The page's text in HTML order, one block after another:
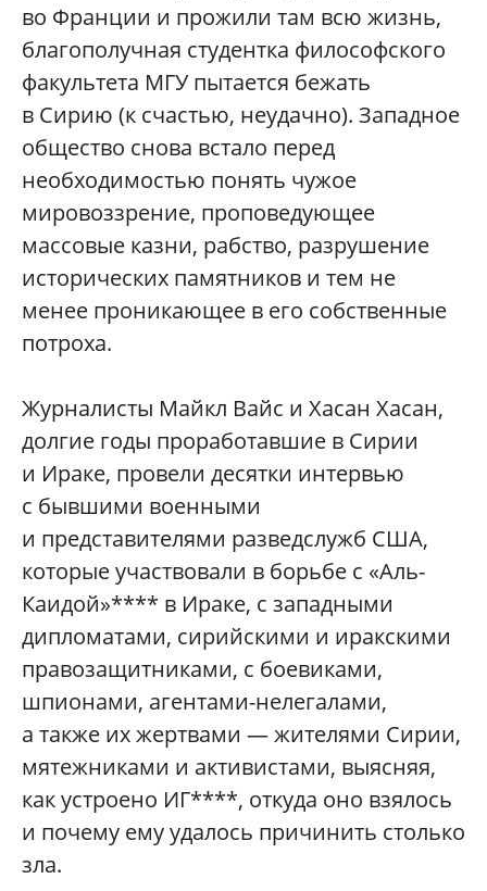
во Франции и прожили там всю жизнь,
благополучная студентка философского
факультета МГУ пытается бежать
в Сирию (к счастью, неудачно). Западное
общество снова встало перед
необходимостью понять чужое
мировоззрение, проповедующее
массовые казни, рабство, разрушение
исторических памятников и тем не
менее проникающее в его собственные
потроха.
Журналисты Майкл Вайс и Хасан Хасан,
долгие годы проработавшие в Сирии
и Ираке, провели десятки интервью
с бывшими военными
и представителями разведслужб США,
которые участвовали в борьбе с «Аль-
Каидой»**** в Ираке, с западными
дипломатами, сирийскими и иракскими
правозащитниками, с боевиками,
шпионами, агентами-нелегалами,
а также их жертвами — жителями Сирии,
мятежниками и активистами, выясняя,
как устроено ИГ****, откуда оно взялось
и почему ему удалось причинить столько
зла.